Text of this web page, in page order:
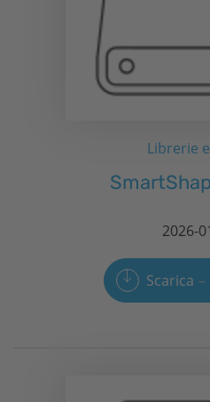
Librerie
2026-
Scarica